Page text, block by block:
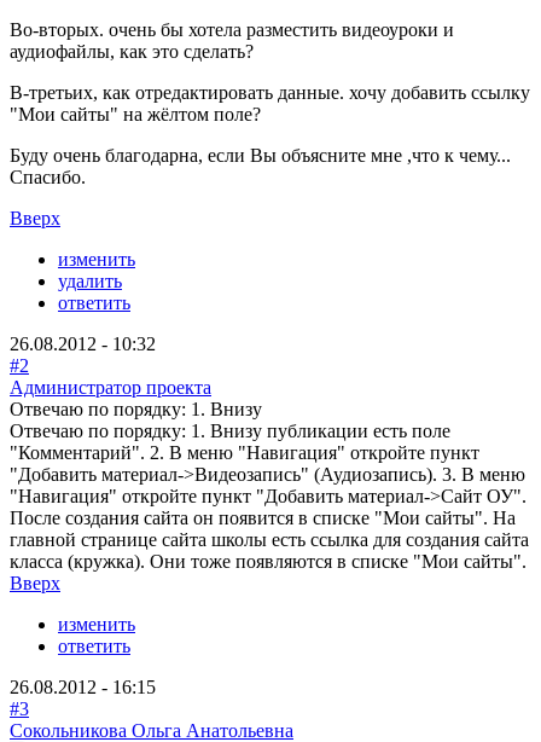
Во-вторых. очень бы хотела разместить видеоуроки и
аудиофайлы, как это сделать?
В-третьих, как отредактировать данные. хочу добавить ссылку
"Мои сайты" на жёлтом поле?
Буду очень благодарна, если Вы объясните мне ,что к чему...
Спасибо.
Вверх
изменить
удалить
ответить
26.08.2012 - 10:32
#2
Администратор проекта
Отвечаю по порядку: 1. Внизу
Отвечаю по порядку: 1. Внизу публикации есть поле
"Комментарий". 2. В меню "Навигация" откройте пункт
"Добавить материал->Видеозапись" (Аудиозапись). 3. В меню
"Навигация" откройте пункт "Добавить материал->Сайт ОУ".
После создания сайта он появится в списке "Мои сайты". На
главной странице сайта школы есть ссылка для создания сайта
класса (кружка). Они тоже появляются в списке "Мои сайты".
Вверх
изменить
ответить
26.08.2012 - 16:15
#3
Сокольникова Ольга Анатольевна